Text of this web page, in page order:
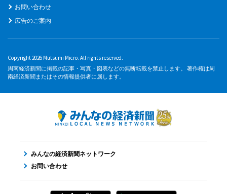
お問い合わせ
広告のご案内
Copyright 2026 Mutsumi Micro. All rights reserved.
周南経済新聞に掲載の記事・写真・図表などの無断転載を禁止します。 著作権は周
南経済新聞またはその情報提供者に属します。
みんなの経済新聞ネットワーク
お問い合わせ